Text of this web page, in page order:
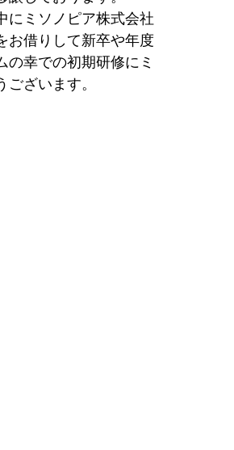
にミソノピア株式会社
お借りして新卒や年度
幸での初期研修にミ
ざいます。